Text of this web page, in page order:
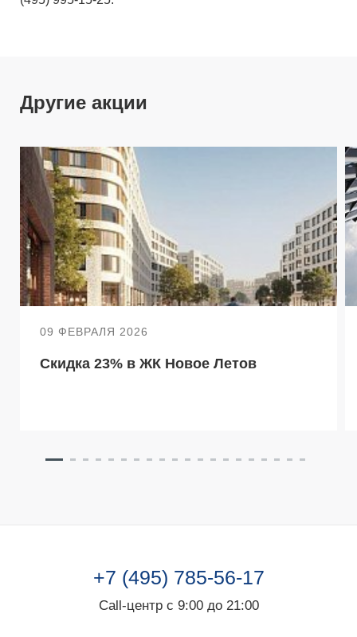
Другие акции
09 ФЕВРАЛЯ 2026
Скидка 23% в ЖК Новое Летов
+7 (495) 785-56-17
Call-центр с 9:00 до 21:00